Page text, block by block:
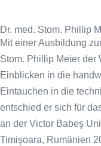
Dr. med. Stom. Phillip
Mit einer Ausbildung
Stom. Phillip Meier der
Einblicken in die
Eintauchen in die
entschied er sich für
an der Victor Babeş
Timişoara, Rumänien